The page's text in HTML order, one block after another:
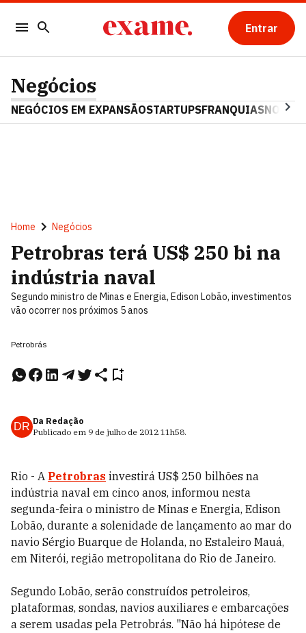
Entrar
Negócios
NEGÓCIOS EM EXPANSÃOSTARTUPSFRANQUIAS
Home Negócios
Petrobras terá US$ 250 bi na
indústria naval
Segundo ministro de Minas e Energia, Edison Lobão, investimentos
vão ocorrer nos próximos 5 anos
Petrobrás
DR Da Redação
Publicado em 9 de julho de 2012 11h58.
Rio - A Petrobras investirá US$ 250 bilhões na
indústria naval em cinco anos, informou nesta
segunda-feira o ministro de Minas e Energia, Edison
Lobão, durante a solenidade de lançamento ao mar do
navio Sérgio Buarque de Holanda, no Estaleiro Mauá,
em Niterói, região metropolitana do Rio de Janeiro.
Segundo Lobão, serão construídos petroleiros,
plataformas, sondas, navios auxiliares e embarcações
a serem usadas pela Petrobrás. "Não há hipótese de